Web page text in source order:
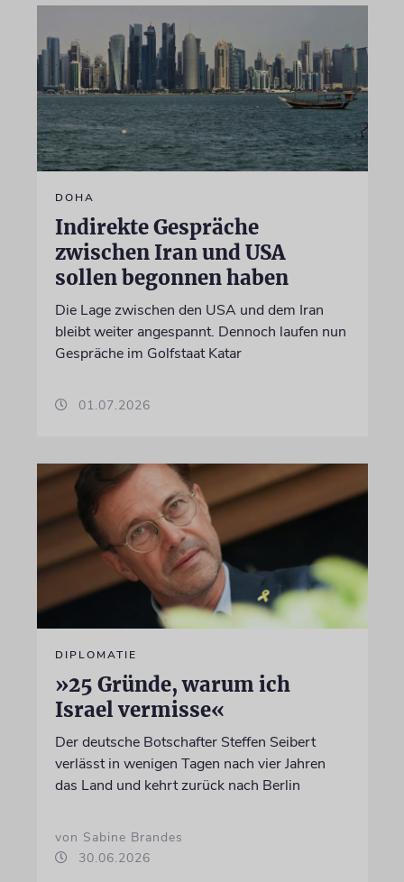
DOHA
Indirekte Gespräche
zwischen Iran und USA
sollen begonnen haben
Die Lage zwischen den USA und dem Iran
bleibt weiter angespannt. Dennoch laufen nun
Gespräche im Golfstaat Katar
01.07.2026
DIPLOMATIE
»25 Gründe, warum ich
Israel vermisse«
Der deutsche Botschafter Steffen Seibert
verlässt in wenigen Tagen nach vier Jahren
das Land und kehrt zurück nach Berlin
von Sabine Brandes
30.06.2026